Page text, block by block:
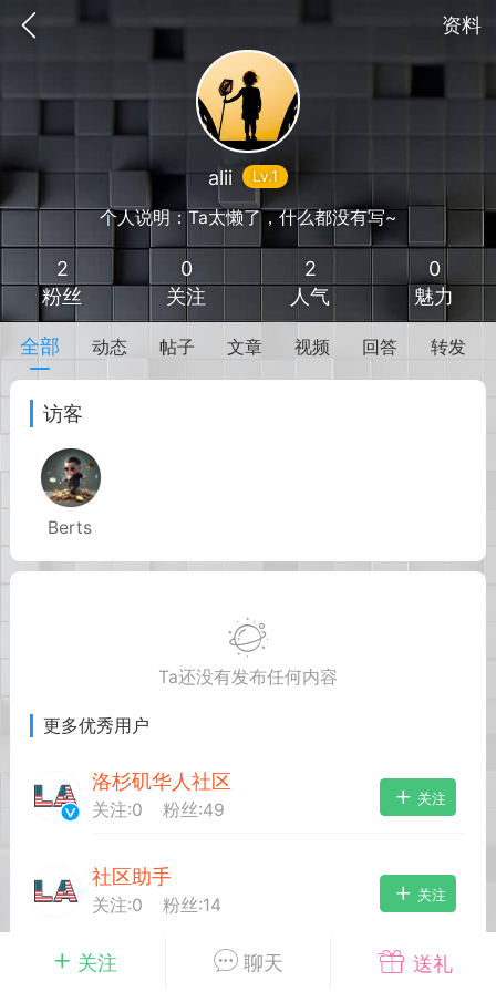
资料
加入社区交流
华人社区信息发布规范》
华人社区账号注册及使用规范》
洛杉矶热点 娱乐八卦
民宿短租
关注 聊天 送礼
alii Lv.1
个人说明：Ta太懒了，什么都没有写~
2
粉丝
0
关注
2
人气
0
魅力
全部 动态 帖子 文章 视频 回答 转发
访客
Berts
Ta还没有发布任何内容
更多优秀用户
洛杉矶华人社区
关注:0 粉丝:49
关注
社区助手
关注:0 粉丝:14
关注